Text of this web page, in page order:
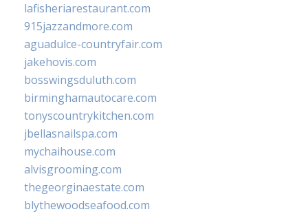
lafisheriarestaurant.com
915jazzandmore.com
aguadulce-countryfair.com
jakehovis.com
bosswingsduluth.com
birminghamautocare.com
tonyscountrykitchen.com
jbellasnailspa.com
mychaihouse.com
alvisgrooming.com
thegeorginaestate.com
blythewoodseafood.com